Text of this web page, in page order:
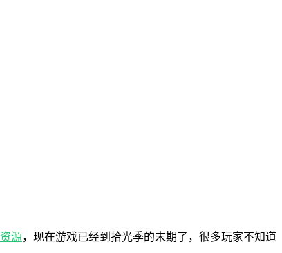
资源，现在游戏已经到拾光季的末期了，很多玩家不知道